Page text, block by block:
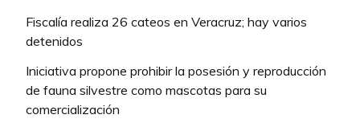
Fiscalía realiza 26 cateos en Veracruz; hay varios
detenidos
Iniciativa propone prohibir la posesión y reproducción
de fauna silvestre como mascotas para su
comercialización